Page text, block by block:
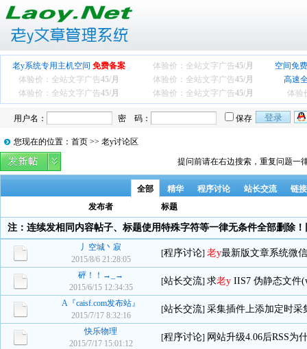
老y系统专用主机空间 免费备案 体验价：全站文字广告45/月
空间免
体验价：全站文字广告45/月 体验价：全站文字广告45/月
高速
体验价：全站文字广告45/月 体验价：全站文字广告45/月 体验
用户名： 密 码： 保存
您现在的位置：首页 >> 老y讨论区
提问前请在右边搜索，重复问题一
全部 精华 程序讨论 站长交流
链
发布者
标题
注：连续发相同内容帖子、标题使用特殊字符等一律无条件全部删除
丿空城丶寂
2015/8/6 21:28:05
[程序讨论] 老y最新版文章系统微
砰！！→_→
2015/6/15 12:34:35
[站长交流] 求老y IIS7 伪静态文件
A『caisf.com发布站』
2015/7/17 8:32:16
[站长交流] 采集插件上添加定时采
快乐物理
2015/7/17 15:01:12
[程序讨论] 网站升级4.06后RSS为